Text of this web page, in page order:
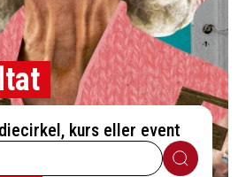
kurs eller event
Sök